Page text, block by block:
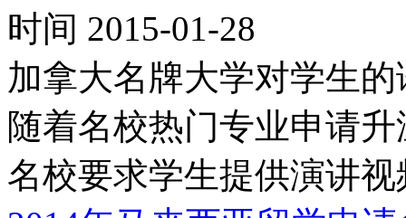
时间 2015-01-28
加拿大名牌大学对学生
随着名校热门专业申请
名校要求学生提供演讲